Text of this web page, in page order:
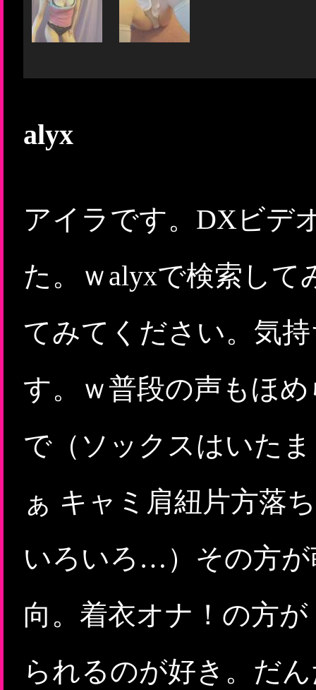
alyx
アイラです。DXビデ
た。ｗalyxで検索して
てみてください。気
す。ｗ普段の声もほ
で（ソックスはいた
ぁ キャミ肩紐片方落
いろいろ…）その方
向。着衣オナ！の方
られるのが好き。だ